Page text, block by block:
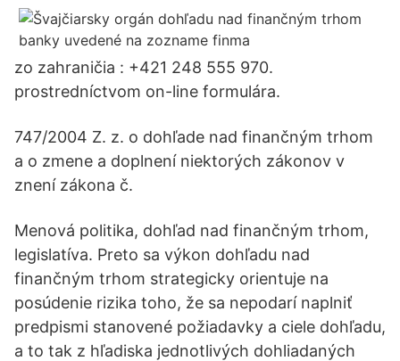
zo zahraničia : +421 248 555 970.
prostredníctvom on-line formulára.
747/2004 Z. z. o dohľade nad finančným trhom
a o zmene a doplnení niektorých zákonov v
znení zákona č.
Menová politika, dohľad nad finančným trhom,
legislatíva. Preto sa výkon dohľadu nad
finančným trhom strategicky orientuje na
posúdenie rizika toho, že sa nepodarí naplniť
predpismi stanovené požiadavky a ciele dohľadu,
a to tak z hľadiska jednotlivých dohliadaných